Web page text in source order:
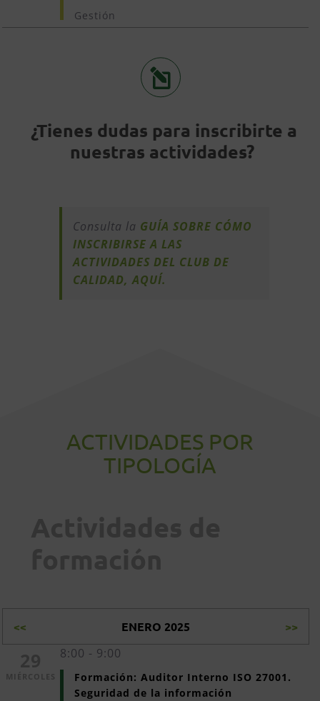
Gestión
¿Tienes dudas para inscribirte a
nuestras actividades?
Consulta la GUÍA SOBRE CÓMO
INSCRIBIRSE A LAS
ACTIVIDADES DEL CLUB DE
CALIDAD, AQUÍ.
ACTIVIDADES POR
TIPOLOGÍA
<< ENERO 2025 >>
8:00 - 9:00
Formación: Auditor Interno ISO 27001.
Seguridad de la información